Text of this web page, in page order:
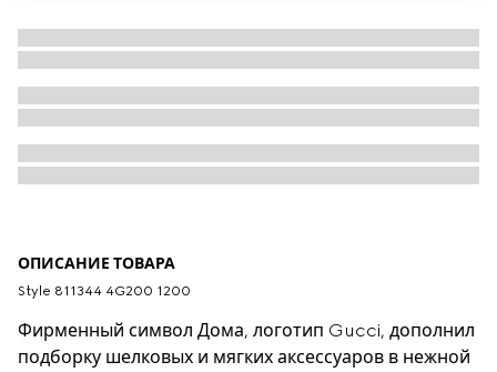
ОПИСАНИЕ ТОВАРА
Style ‎811344 4G200 1200
Фирменный символ Дома, логотип Gucci, дополнил
подборку шелковых и мягких аксессуаров в нежной